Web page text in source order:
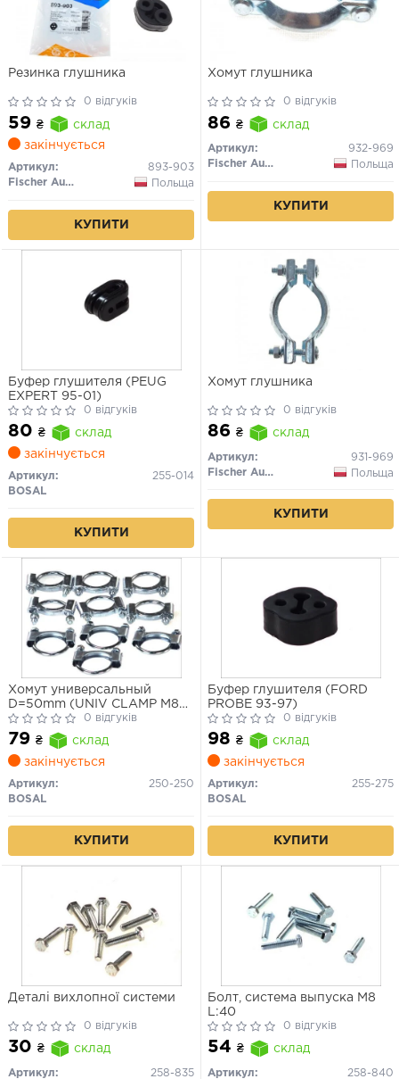
Резинка глушника
0 відгуків
59 ₴
склад
закінчується
Артикул:
893-903
Fischer Automotive One (FA1)
Польща
КУПИТИ
Хомут глушника
0 відгуків
86 ₴ склад
Артикул:
932-969
Fischer Automotive One (FA1)
Польща
КУПИТИ
Буфер глушителя (PEUG
EXPERT 95-01)
0 відгуків
80 ₴
склад
закінчується
Артикул:
255-014
BOSAL
КУПИТИ
Хомут глушника
0 відгуків
86 ₴ склад
Артикул:
931-969
Fischer Automotive One (FA1)
Польща
КУПИТИ
Хомут универсальный
D=50mm (UNIV CLAMP M8
50MM) 1шт.
0 відгуків
79 ₴
склад
закінчується
Артикул:
250-250
BOSAL
КУПИТИ
Буфер глушителя (FORD
PROBE 93-97)
0 відгуків
98 ₴
склад
закінчується
Артикул:
255-275
BOSAL
КУПИТИ
Деталі вихлопної системи
0 відгуків
30 ₴ склад
Артикул:
258-835
Болт, система выпуска M8
L:40
0 відгуків
54 ₴ склад
Артикул:
258-840